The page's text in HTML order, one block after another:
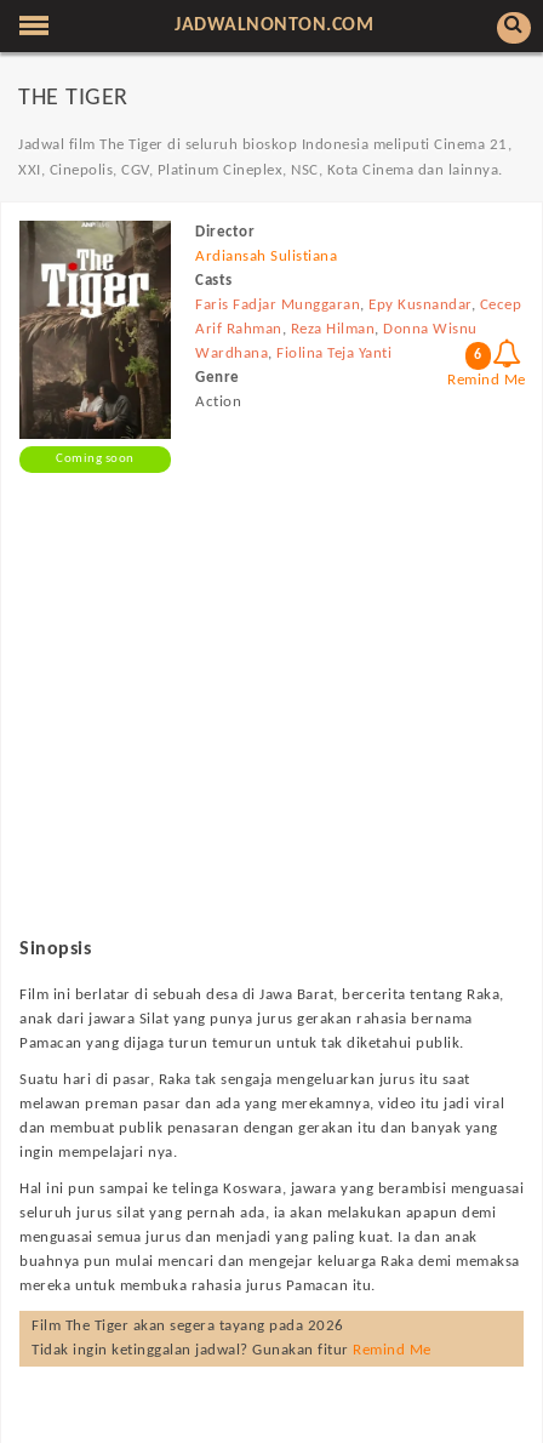
JADWALNONTON.COM
THE TIGER
Jadwal film The Tiger di seluruh bioskop Indonesia meliputi Cinema 21,
XXI, Cinepolis, CGV, Platinum Cineplex, NSC, Kota Cinema dan lainnya.
Coming soon
Director
Ardiansah Sulistiana
Casts
Faris Fadjar Munggaran, Epy Kusnandar, Cecep
Arif Rahman , Reza Hilman, Donna Wisnu
Wardhana, Fiolina Teja Yanti
Genre
Action
6
Remind Me
Sinopsis
Film ini berlatar di sebuah desa di Jawa Barat, bercerita tentang Raka,
anak dari jawara Silat yang punya jurus gerakan rahasia bernama
Pamacan yang dijaga turun temurun untuk tak diketahui publik.
Suatu hari di pasar, Raka tak sengaja mengeluarkan jurus itu saat
melawan preman pasar dan ada yang merekamnya, video itu jadi viral
dan membuat publik penasaran dengan gerakan itu dan banyak yang
ingin mempelajari nya.
Hal ini pun sampai ke telinga Koswara, jawara yang berambisi menguasai
seluruh jurus silat yang pernah ada, ia akan melakukan apapun demi
menguasai semua jurus dan menjadi yang paling kuat. Ia dan anak
buahnya pun mulai mencari dan mengejar keluarga Raka demi memaksa
mereka untuk membuka rahasia jurus Pamacan itu.
Film The Tiger akan segera tayang pada 2026
Tidak ingin ketinggalan jadwal? Gunakan fitur Remind Me